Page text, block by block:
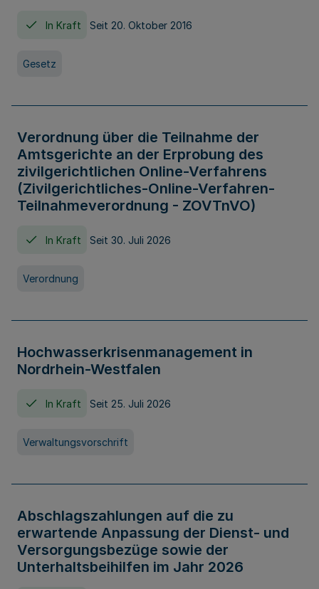
In Kraft Seit 20. Oktober 2016
Gesetz
Verordnung über die Teilnahme der
Amtsgerichte an der Erprobung des
zivilgerichtlichen Online-Verfahrens
(Zivilgerichtliches-Online-Verfahren-
Teilnahmeverordnung - ZOVTnVO)
In Kraft Seit 30. Juli 2026
Verordnung
Hochwasserkrisenmanagement in
Nordrhein-Westfalen
In Kraft Seit 25. Juli 2026
Verwaltungsvorschrift
Abschlagszahlungen auf die zu
erwartende Anpassung der Dienst- und
Versorgungsbezüge sowie der
Unterhaltsbeihilfen im Jahr 2026